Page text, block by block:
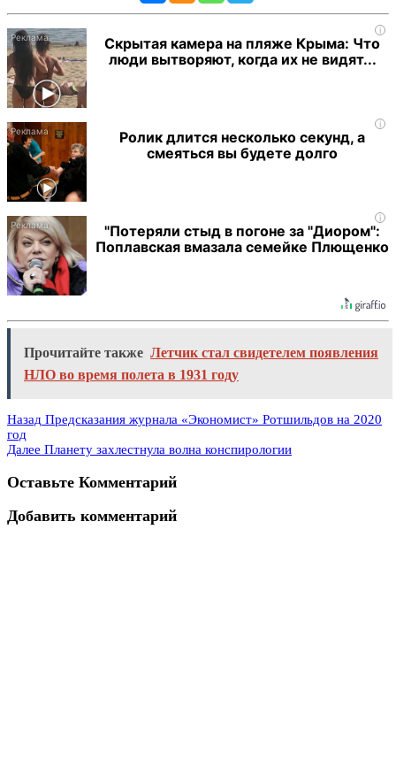
i
Скрытая камера на пляже Крыма: Что
люди вытворяют, когда их не видят...
i
Ролик длится несколько секунд, а
смеяться вы будете долго
i
"Потеряли стыд в погоне за "Диором":
Поплавская вмазала семейке Плющенко
Прочитайте также Летчик стал свидетелем появления
НЛО во время полета в 1931 году
Назад Предсказания журнала «Экономист» Ротшильдов на 2020
год
Далее Планету захлестнула волна конспирологии
Оставьте Комментарий
Добавить комментарий